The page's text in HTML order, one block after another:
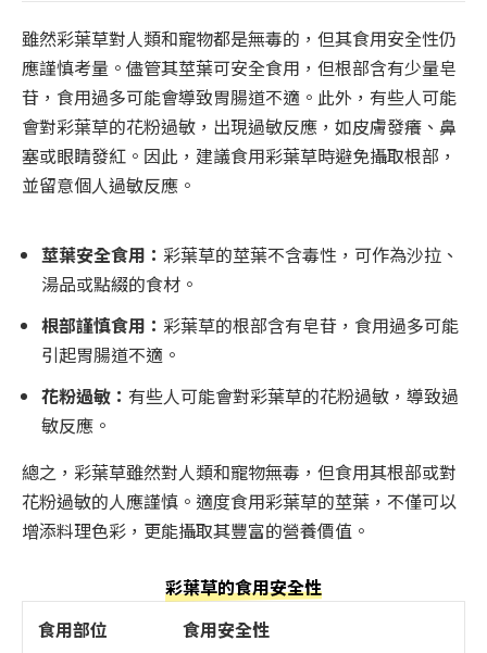
雖然彩葉草對人類和寵物都是無毒的，但其食用安全性仍
應謹慎考量。儘管其莖葉可安全食用，但根部含有少量皂
苷，食用過多可能會導致胃腸道不適。此外，有些人可能
會對彩葉草的花粉過敏，出現過敏反應，如皮膚發癢、鼻
塞或眼睛發紅。因此，建議食用彩葉草時避免攝取根部，
並留意個人過敏反應。
莖葉安全食用： 彩葉草的莖葉不含毒性，可作為沙拉、
湯品或點綴的食材。
根部謹慎食用： 彩葉草的根部含有皂苷，食用過多可能
引起胃腸道不適。
花粉過敏： 有些人可能會對彩葉草的花粉過敏，導致過
敏反應。
總之，彩葉草雖然對人類和寵物無毒，但食用其根部或對
花粉過敏的人應謹慎。適度食用彩葉草的莖葉，不僅可以
增添料理色彩，更能攝取其豐富的營養價值。
彩葉草的食用安全性
食用部位
食用安全性